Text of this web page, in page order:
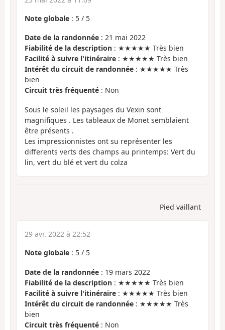
Note globale : 5 / 5
Date de la randonnée : 21 mai 2022
Fiabilité de la description : ★★★★★ Très bien
Facilité à suivre l'itinéraire : ★★★★★ Très bien
Intérêt du circuit de randonnée : ★★★★★ Très
bien
Circuit très fréquenté : Non
Sous le soleil les paysages du Vexin sont
magnifiques . Les tableaux de Monet semblaient
être présents .
Les impressionnistes ont su représenter les
differents verts des champs au printemps: Vert du
lin, vert du blé et vert du colza
Pied vaillant
29 avr. 2022 à 22:52
Note globale : 5 / 5
Date de la randonnée : 19 mars 2022
Fiabilité de la description : ★★★★★ Très bien
Facilité à suivre l'itinéraire : ★★★★★ Très bien
Intérêt du circuit de randonnée : ★★★★★ Très
bien
Circuit très fréquenté : Non